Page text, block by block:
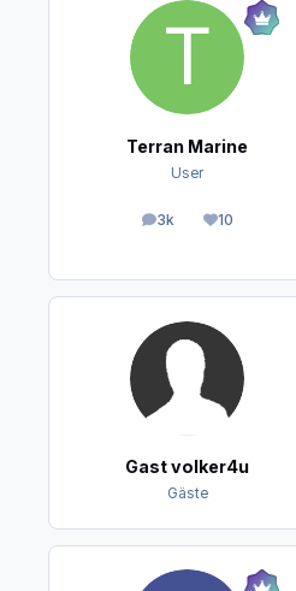
Terran Marine
User
3k
Beiträge10
Reputation
Gast volker4u
Gäste